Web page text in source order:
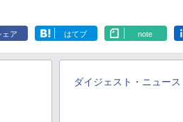
ェア はてブ note
ダイジェスト・ニュース